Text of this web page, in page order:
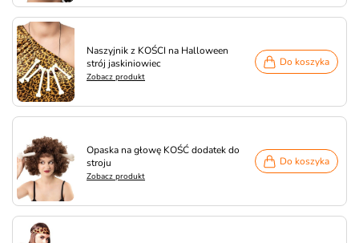
Naszyjnik z KOŚCI na Halloween
strój jaskiniowiec
Zobacz produkt
Do koszyka
Opaska na głowę KOŚĆ dodatek do
stroju
Zobacz produkt
Do koszyka